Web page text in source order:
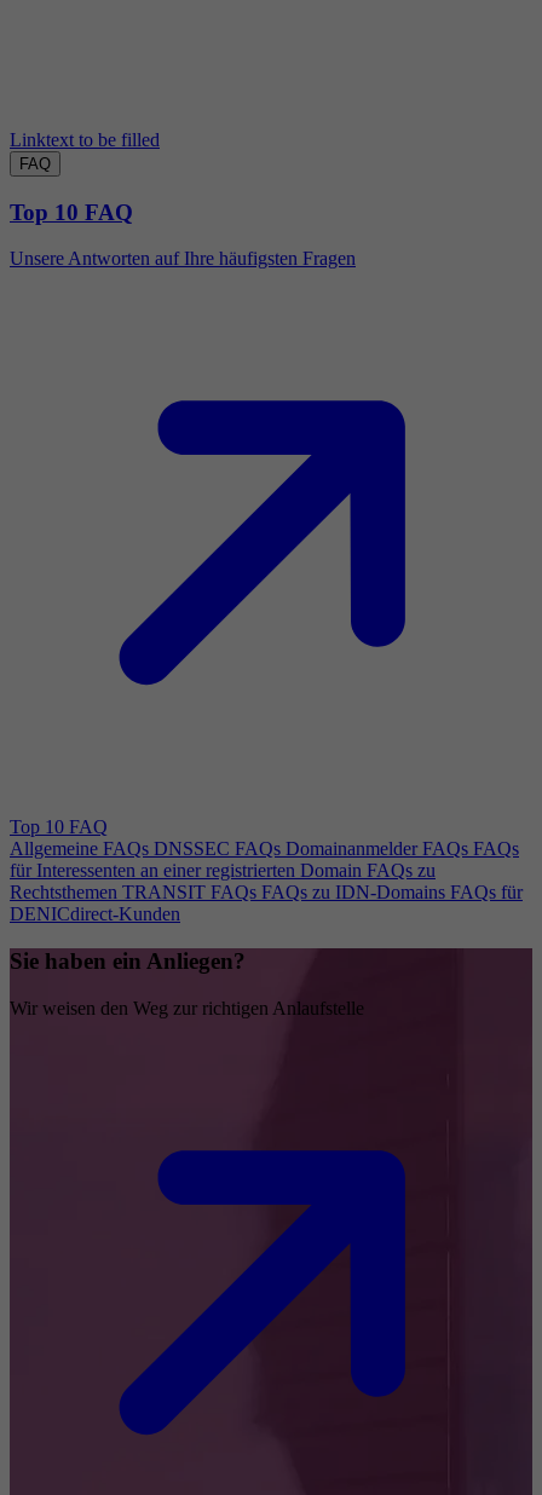
Linktext to be filled
FAQ
Top 10 FAQ
Unsere Antworten auf Ihre häufigsten Fragen
Top 10 FAQ
Allgemeine FAQs DNSSEC FAQs Domainanmelder FAQs FAQs
für Interessenten an einer registrierten Domain FAQs zu
Rechtsthemen TRANSIT FAQs FAQs zu IDN-Domains FAQs für
DENICdirect-Kunden
Sie haben ein Anliegen?
Wir weisen den Weg zur richtigen Anlaufstelle